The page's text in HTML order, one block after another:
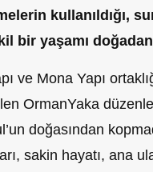
kullanıldığı,
bir yaşamı
ve Mona Yapı
OrmanYaka
doğasından
sakin hayatı, ana